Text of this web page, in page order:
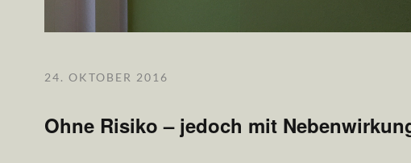
24. OKTOBER 2016
Ohne Risiko – jedoch mit